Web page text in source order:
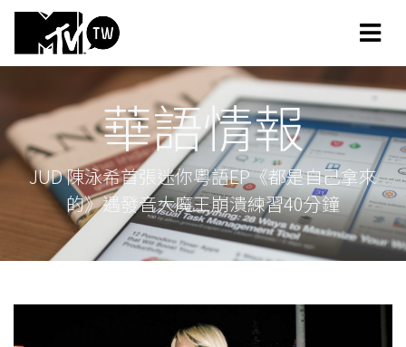
華語情報
JUD 陳泳希首張迷你粵語EP《都是自己拿來
的》遇發音大魔王崩潰練習40分鐘